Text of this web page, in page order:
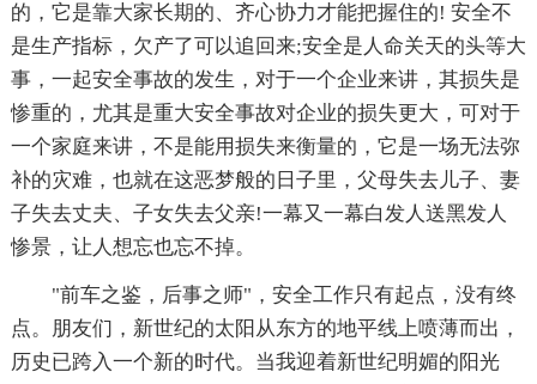
的，它是靠大家长期的、齐心协力才能把握住的! 安全不
是生产指标，欠产了可以追回来;安全是人命关天的头等大
事，一起安全事故的发生，对于一个企业来讲，其损失是
惨重的，尤其是重大安全事故对企业的损失更大，可对于
一个家庭来讲，不是能用损失来衡量的，它是一场无法弥
补的灾难，也就在这恶梦般的日子里，父母失去儿子、妻
子失去丈夫、子女失去父亲!一幕又一幕白发人送黑发人
惨景，让人想忘也忘不掉。
"前车之鉴，后事之师"，安全工作只有起点，没有终
点。朋友们，新世纪的太阳从东方的地平线上喷薄而出，
历史已跨入一个新的时代。当我迎着新世纪明媚的阳光